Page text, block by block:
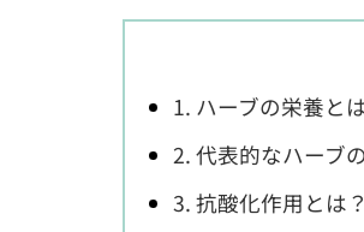
1. ハーブの栄養と
2. 代表的なハーブ
3. 抗酸化作用とは？